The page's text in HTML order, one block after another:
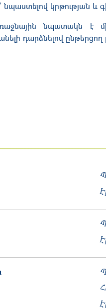
կրթության և
նպատակն է
դարձնելով ընթերցող